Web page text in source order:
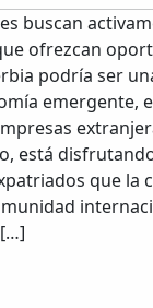
buscan
ofrezcan
podría ser
emergente,
está
que la